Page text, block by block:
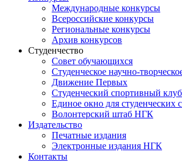
Международные конкурсы
Всероссийские конкурсы
Региональные конкурсы
Архив конкурсов
Студенчество
Совет обучающихся
Студенческое научно-
Движение Первых
Студенческий спортивный
Единое окно для
Волонтерский штаб НГК
Издательство
Печатные издания
Электронные издания НГК
Контакты